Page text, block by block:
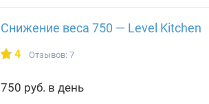
Снижение веса 750 — Level Kitchen
4 Отзывов: 7
750 руб. в день